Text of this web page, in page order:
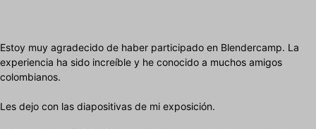
Estoy muy agradecido de haber participado en Blendercamp. La
experiencia ha sido increíble y he conocido a muchos amigos
colombianos.
Les dejo con las diapositivas de mi exposición.